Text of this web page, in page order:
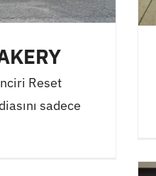
Reset
sadece